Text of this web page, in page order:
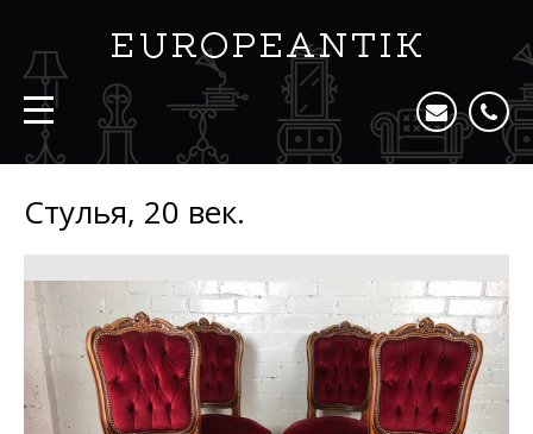
Стулья, 20 век.